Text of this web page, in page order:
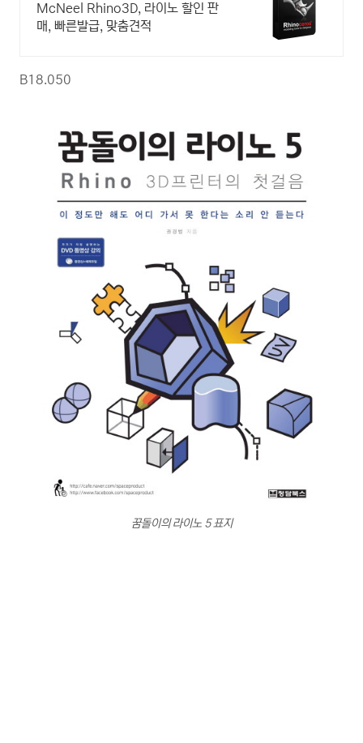
McNeel Rhino3D, 라이노 할인 판
매, 빠른발급, 맞춤견적
B18.050
꿈돌이의 라이노 5 표지